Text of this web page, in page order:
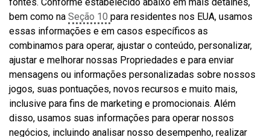
bem como na Seção 10 para residentes nos EUA, usamos
essas informações e em casos específicos as
combinamos para operar, ajustar o conteúdo, personalizar,
ajustar e melhorar nossas Propriedades e para enviar
mensagens ou informações personalizadas sobre nossos
jogos, suas pontuações, novos recursos e muito mais,
inclusive para fins de marketing e promocionais. Além
disso, usamos suas informações para operar nossos
negócios, incluindo analisar nosso desempenho, realizar